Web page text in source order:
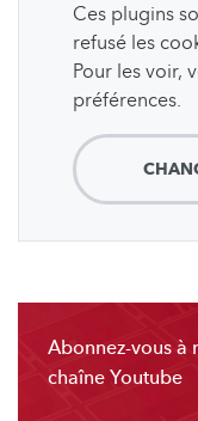
Ces plugins
refusé les
Pour les voir,
préférences.
Abonnez-vous à
chaîne Youtube